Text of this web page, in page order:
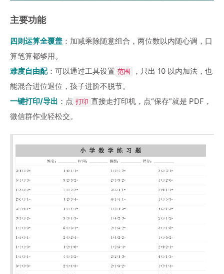
主要功能
四则运算全覆盖 ：加减乘除随意组合，两位数以内随心调，口
算笔算都够用。
难度自由配：可以通过工具设置 范围
，只出 10 以内加法，也
能混合进位退位，孩子进阶不脱节。
一键打印/导出 ：点 打印 直接走打印机，点“保存”就是 PDF，
微信群作业轻松交。